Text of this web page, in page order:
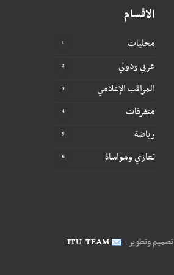
الاقسام
محليات
عربي ودولي
المراقب الإعلامي
متفرقات
رياضة
تعازي ومواساة
تصميم وتطوير - ITU-TEAM